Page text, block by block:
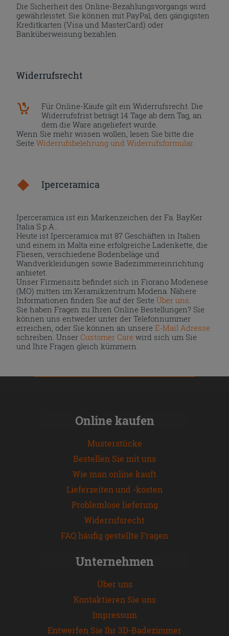
Die Sicherheit des Online-Bezahlungsvorgangs wird
gewährleistet. Sie können mit PayPal, den gängigsten
Kreditkarten (Visa und MasterCard) oder
Banküberweisung bezahlen.
Widerrufsrecht
Für Online-Käufe gilt ein Widerrufsrecht. Die
Widerrufsfrist beträgt 14 Tage ab dem Tag, an
dem die Ware angeliefert wurde.
Wenn Sie mehr wissen wollen, lesen Sie bitte die
SeiteWiderrufsbelehrung und Widerrufsformular.
Iperceramica
Iperceramica ist ein Markenzeichen der Fa. BayKer
Italia S.p.A..
Heute ist Iperceramica mit 87 Geschäften in Italien
und einem in Malta eine erfolgreiche Ladenkette, die
Fliesen, verschiedene Bodenbeläge und
Wandverkleidungen sowie Badezimmereinrichtung
anbietet.
Unser Firmensitz befindet sich in Fiorano Modenese
(MO) mitten im Keramikzentrum Modena. Nähere
Informationen finden Sie auf der Seite Über uns
Sie haben Fragen zu Ihren Online Bestellungen? Sie
können uns entweder unter der Telefonnummer
erreichen, oder Sie können an unsereE-Mail Adresse
schreiben. UnserCustomer Care wird sich um Sie
und Ihre Fragen gleich kümmern.
Online kaufen
Musterstücke
Bestellen Sie mit uns
Wie man online kauft
Lieferzeiten und -kosten
Problemlose lieferung
Widerrufsrecht
FAQ häufig gestellte Fragen
Unternehmen
Über uns
Kontaktieren Sie uns
Impressum
Entwerfen Sie Ihr 3D-Badezimmer